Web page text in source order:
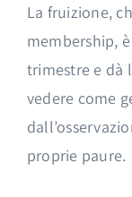
La fruizione,
membership,
trimestre e dà
vedere come
proprie paure.